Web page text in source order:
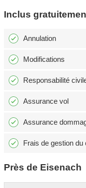
Inclus
Annulation
Modifications
Responsabilité
Assurance vol
Assurance
Frais de gestion du
Près de Eisenach